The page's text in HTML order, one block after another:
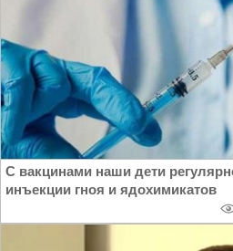
С вакцинами наши дети
инъекции гноя и ядохимикатов